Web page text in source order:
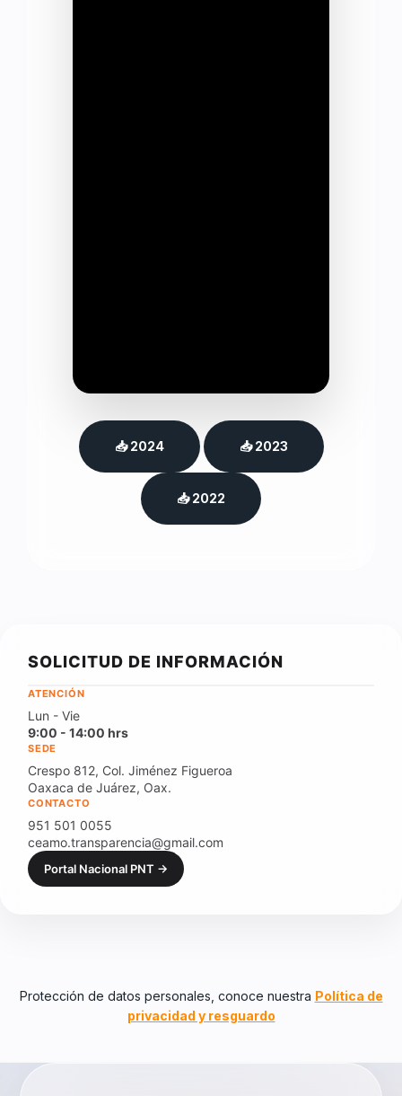
📥 2024 📥 2023
📥 2022
SOLICITUD DE INFORMACIÓN
ATENCIÓN
Lun - Vie
9:00 - 14:00 hrs
SEDE
Crespo 812, Col. Jiménez Figueroa
Oaxaca de Juárez, Oax.
CONTACTO
951 501 0055
ceamo.transparencia@gmail.com
Portal Nacional PNT →
Protección de datos personales, conoce nuestra Política de
privacidad y resguardo